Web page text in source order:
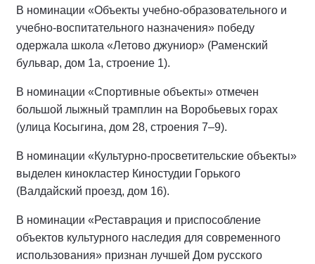
В номинации «Объекты учебно-образовательного и
учебно-воспитательного назначения» победу
одержала школа «Летово джуниор» (Раменский
бульвар, дом 1а, строение 1).
В номинации «Спортивные объекты» отмечен
большой лыжный трамплин на Воробьевых горах
(улица Косыгина, дом 28, строения 7–9).
В номинации «Культурно-просветительские объекты»
выделен кинокластер Киностудии Горького
(Валдайский проезд, дом 16).
В номинации «Реставрация и приспособление
объектов культурного наследия для современного
использования» признан лучшей Дом русского